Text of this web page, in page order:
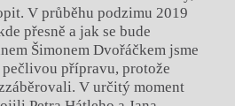
V průběhu podzimu 2019
přesně a jak se bude
Šimonem Dvořáčkem jsme
přípravu, protože
V určitý moment